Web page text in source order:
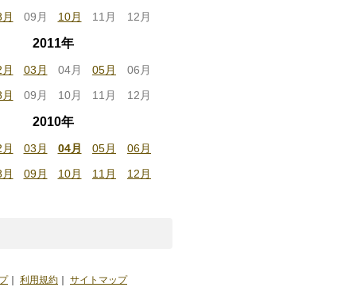
09月 10月 11月 12月
2011年
03月 04月 05月
06月
09月 10月 11月 12月
2010年
03月 04月 05月
06月
09月 10月 11月 12月
｜ 利用規約 サイトマップ